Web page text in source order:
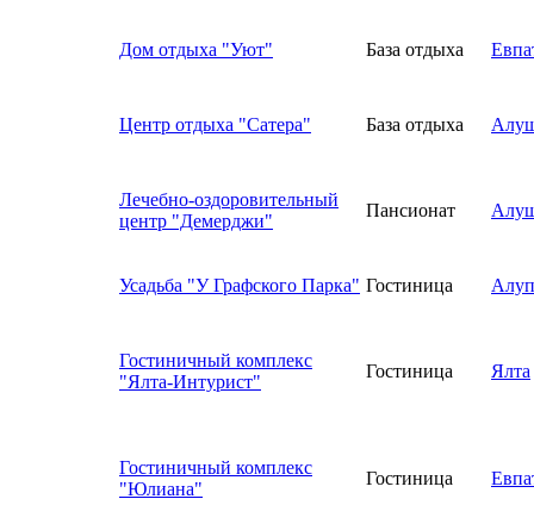
Дом отдыха "Уют" База отдыха
Центр отдыха "Сатера" База отдыха
Лечебно-оздоровительный
центр "Демерджи"
Пансионат
Усадьба "У Графского Парка" Гостиница
Гостиничный комплекс
"Ялта-Интурист"
Гостиница Ялта
Гостиничный комплекс
"Юлиана"
Гостиница